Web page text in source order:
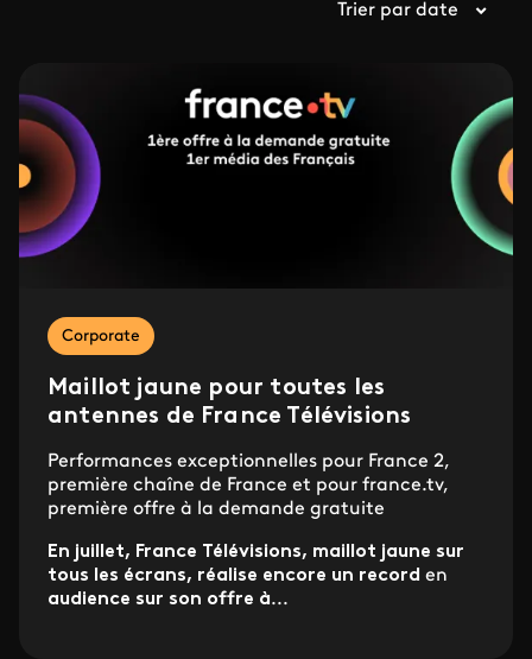
Trier par date
Corporate
Maillot jaune pour toutes les
antennes de France Télévisions
Performances exceptionnelles pour France 2,
première chaîne de France et pour france.tv,
première offre à la demande gratuite
En juillet, France Télévisions, maillot jaune sur
tous les écrans, réalise encore un record en
audience sur son offre à...